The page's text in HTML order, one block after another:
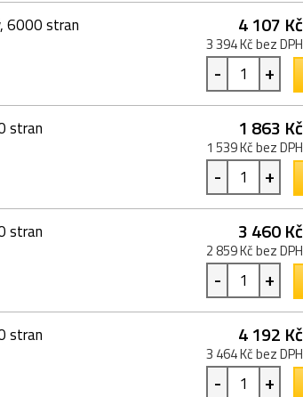
6000 stran 4 107 Kč
3 394 Kč bez DPH
- +
stran 1 863 Kč
1 539 Kč bez DPH
- +
stran 3 460 Kč
2 859 Kč bez DPH
- +
stran 4 192 Kč
3 464 Kč bez DPH
- +